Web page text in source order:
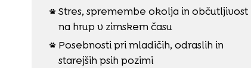
 Stres, spremembe okolja in občutljivost
na hrup v zimskem času

Posebnosti pri mladičih, odraslih in
starejših psih pozimi